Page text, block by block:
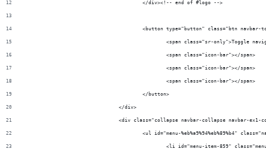
					</div><!-- end of #logo -->
<button type="button" class="btn
<span class="sr-only">Toggle
						<span class="icon-bar"></span>
						<span class="icon-bar"></span>
						<span class="icon-bar"></span>
					</button>
				</div>
<div class="collapse navbar-collapse navbar-ex1-
<ul id="menu-%eb%a9%94%eb%89%b4"
<li id="menu-item-859"